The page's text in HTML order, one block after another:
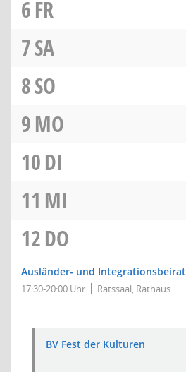
6FR
7SA
8SO
9MO
10DI
11 MI
12DO
Ausländer- und Integrationsbeirat
17:30-20:00 Uhr Ratssaal, Rathaus
BV Fest der Kulturen